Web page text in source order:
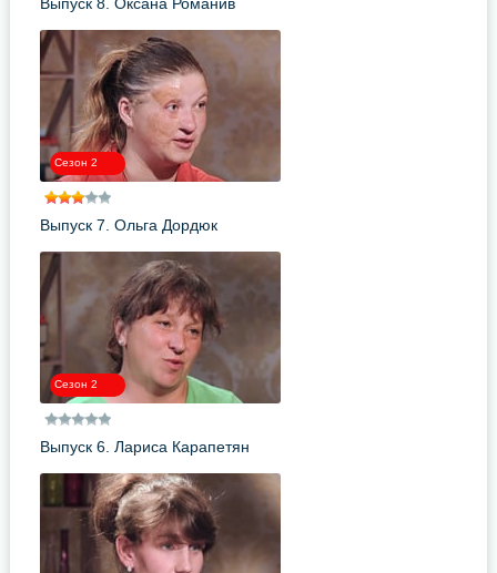
Сезон 2
Выпуск 7. Ольга Дордюк
Сезон 2
Выпуск 6. Лариса Карапетян